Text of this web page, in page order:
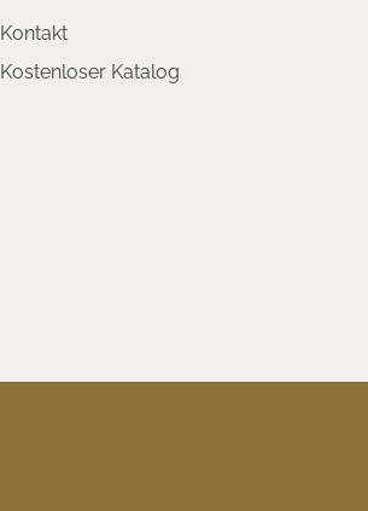
Kontakt
Kostenloser Katalog